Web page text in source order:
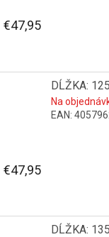
€47,95
DĹŽKA:
Na
EAN:
€47,95
DĹŽKA: